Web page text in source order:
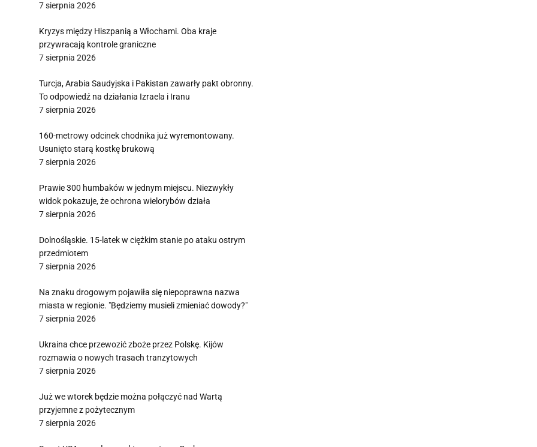
7 sierpnia 2026
Kryzys między Hiszpanią a Włochami. Oba kraje
przywracają kontrole graniczne
7 sierpnia 2026
Turcja, Arabia Saudyjska i Pakistan zawarły pakt obronny.
To odpowiedź na działania Izraela i Iranu
7 sierpnia 2026
160-metrowy odcinek chodnika już wyremontowany.
Usunięto starą kostkę brukową
7 sierpnia 2026
Prawie 300 humbaków w jednym miejscu. Niezwykły
widok pokazuje, że ochrona wielorybów działa
7 sierpnia 2026
Dolnośląskie. 15-latek w ciężkim stanie po ataku ostrym
przedmiotem
7 sierpnia 2026
Na znaku drogowym pojawiła się niepoprawna nazwa
miasta w regionie. "Będziemy musieli zmieniać dowody?"
7 sierpnia 2026
Ukraina chce przewozić zboże przez Polskę. Kijów
rozmawia o nowych trasach tranzytowych
7 sierpnia 2026
Już we wtorek będzie można połączyć nad Wartą
przyjemne z pożytecznym
7 sierpnia 2026